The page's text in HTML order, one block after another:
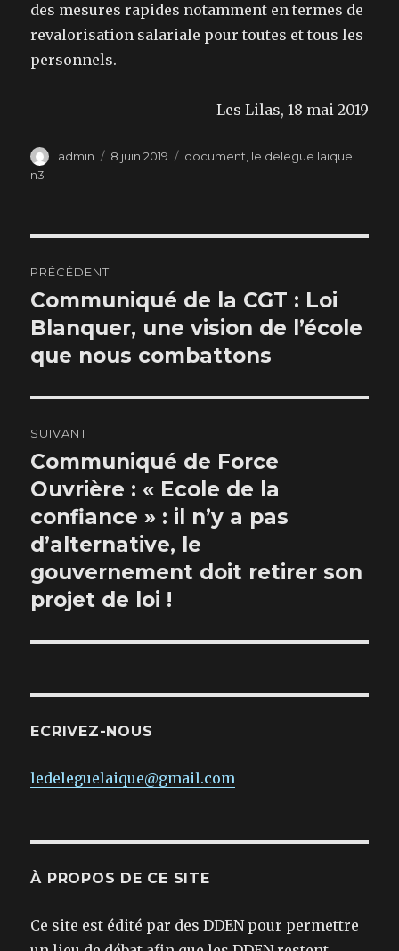
des mesures rapides notamment en termes de
revalorisation salariale pour toutes et tous les
personnels.
Les Lilas, 18 mai 2019
Auteur
admin
Publié
8 juin 2019 Catégories
document, le delegue laique
n3
de
l’article
PRÉCÉDENT
Publication
précédente :
Communiqué de la CGT : Loi
Blanquer, une vision de l’école
que nous combattons
SUIVANT
Publication
suivante :
Communiqué de Force
Ouvrière : « Ecole de la
confiance » : il n’y a pas
d’alternative, le
gouvernement doit retirer son
projet de loi !
ECRIVEZ-NOUS
ledeleguelaique@gmail.com
À PROPOS DE CE SITE
Ce site est édité par des DDEN pour permettre